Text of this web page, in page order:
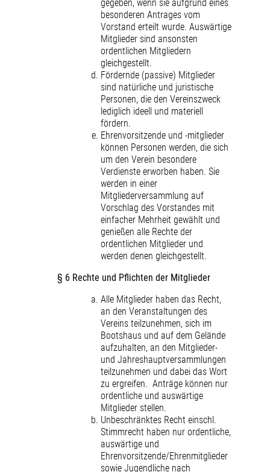
gegeben, wenn sie aufgrund eines
besonderen Antrages vom
Vorstand erteilt wurde. Auswärtige
Mitglieder sind ansonsten
ordentlichen Mitgliedern
gleichgestellt.
Fördernde (passive) Mitglieder
sind natürliche und juristische
Personen, die den Vereinszweck
lediglich ideell und materiell
fördern.
Ehrenvorsitzende und -mitglieder
können Personen werden, die sich
um den Verein besondere
Verdienste erworben haben. Sie
werden in einer
Mitgliederversammlung auf
Vorschlag des Vorstandes mit
einfacher Mehrheit gewählt und
genießen alle Rechte der
ordentlichen Mitglieder und
werden denen gleichgestellt.
§ 6 Rechte und Pflichten der Mitglieder
Alle Mitglieder haben das Recht,
an den Veranstaltungen des
Vereins teilzunehmen, sich im
Bootshaus und auf dem Gelände
aufzuhalten, an den Mitglieder-
und Jahreshauptversammlungen
teilzunehmen und dabei das Wort
zu ergreifen. Anträge können nur
ordentliche und auswärtige
Mitglieder stellen.
Unbeschränktes Recht einschl.
Stimmrecht haben nur ordentliche,
auswärtige und
Ehrenvorsitzende/Ehrenmitglieder
sowie Jugendliche nach